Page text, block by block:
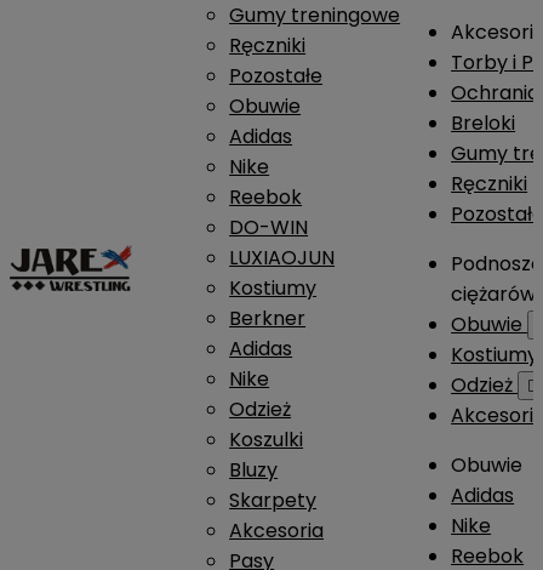
Gumy treningowe
Ręczniki
Pozostałe
Obuwie
Adidas
Nike
Reebok
DO-WIN
LUXIAOJUN
Kostiumy
Berkner
Adidas
Nike
Odzież
Koszulki
Bluzy
Skarpety
Akcesoria
Pasy
Torby i
Breloki
Gumy
Ręczniki
ciężarów
Obuwie
Kostiumy
Odzież

Obuwie
Adidas
Nike
Reebok